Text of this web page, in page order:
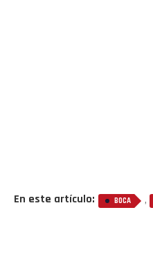
En este artículo: BOCA ,